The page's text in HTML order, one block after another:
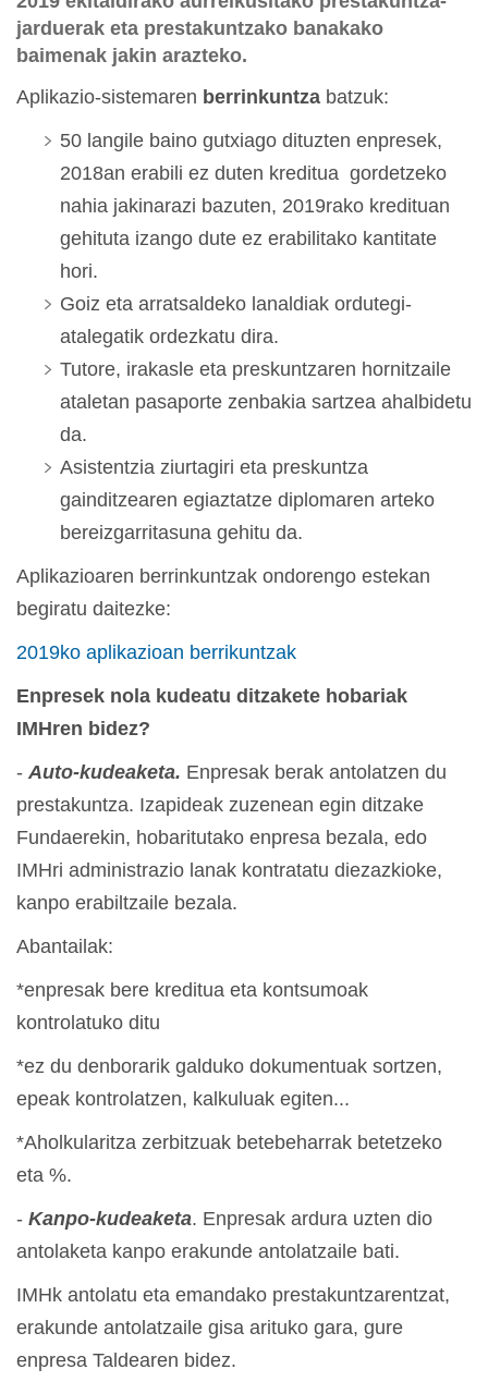
jarduerak eta prestakuntzako banakako
baimenak jakin arazteko.
Aplikazio-sistemaren berrinkuntza batzuk:
50 langile baino gutxiago dituzten enpresek,
2018an erabili ez duten kreditua gordetzeko
nahia jakinarazi bazuten, 2019rako kredituan
gehituta izango dute ez erabilitako kantitate
hori.
Goiz eta arratsaldeko lanaldiak ordutegi-
atalegatik ordezkatu dira.
Tutore, irakasle eta preskuntzaren hornitzaile
ataletan pasaporte zenbakia sartzea ahalbidetu
da.
Asistentzia ziurtagiri eta preskuntza
gainditzearen egiaztatze diplomaren arteko
bereizgarritasuna gehitu da.
Aplikazioaren berrinkuntzak ondorengo estekan
begiratu daitezke:
2019ko aplikazioan berrikuntzak
Enpresek nola kudeatu ditzakete hobariak
IMHren bidez?
- Auto-kudeaketa. Enpresak berak antolatzen du
prestakuntza. Izapideak zuzenean egin ditzake
Fundaerekin, hobaritutako enpresa bezala, edo
IMHri administrazio lanak kontratatu diezazkioke,
kanpo erabiltzaile bezala.
Abantailak:
*enpresak bere kreditua eta kontsumoak
kontrolatuko ditu
*ez du denborarik galduko dokumentuak sortzen,
epeak kontrolatzen, kalkuluak egiten...
*Aholkularitza zerbitzuak betebeharrak betetzeko
eta %.
- Kanpo-kudeaketa. Enpresak ardura uzten dio
antolaketa kanpo erakunde antolatzaile bati.
IMHk antolatu eta emandako prestakuntzarentzat,
erakunde antolatzaile gisa arituko gara, gure
enpresa Taldearen bidez.